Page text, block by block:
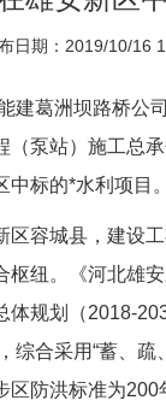
日期：2019/10/16
建葛洲坝路桥公
（泵站）施工总
中标的*水利项目。
区容城县，建设
枢纽。《河北雄
体规划（2018-
综合采用“蓄、疏
区防洪标准为200